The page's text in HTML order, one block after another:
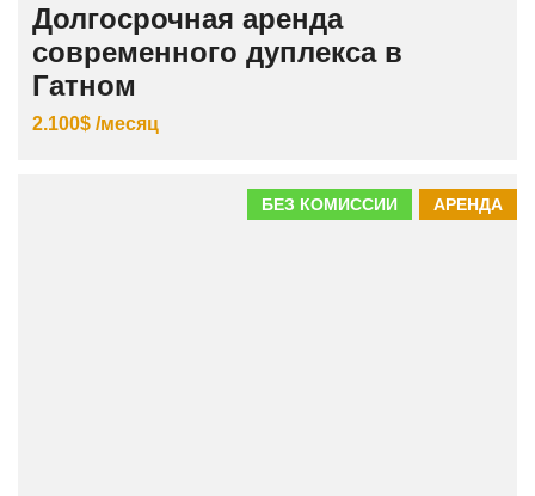
Долгосрочная аренда
современного дуплекса в
Гатном
2.100$ /месяц
АРЕНДА
БЕЗ КОМИССИИ